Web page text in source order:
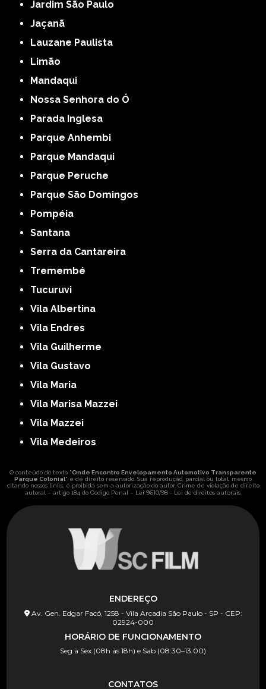
Jardim São Paulo
Jaçanã
Lauzane Paulista
Limão
Mandaqui
Nossa Senhora do Ó
Parada Inglesa
Parque Anhembi
Parque Mandaqui
Parque Peruche
Parque São Domingos
Pompéia
Santana
Serra da Cantareira
Tremembé
Tucuruvi
Vila Albertina
Vila Endres
Vila Guilherme
Vila Gustavo
Vila Maria
Vila Marisa Mazzei
Vila Mazzei
Vila Medeiros
O conteúdo do texto "Onde Encontro Envelopamento Automotivo Transparente
Parque Colonial" é de direito reservado. Sua reprodução, parcial ou total, mesmo
citando nossos links, é proibida sem a autorização do autor. Crime de violação de direito
autoral – artigo 184 do Código Penal – Lei 9610/98 - Lei de direitos autorais.
ENDEREÇO
Av. Gen. Edgar Facó, 1258 - Vila Arcadia São Paulo - SP - CEP:
02924-000
HORÁRIO DE FUNCIONAMENTO
Seg à Sex (08h às 18h) e Sab (08:30–13:00)
CONTATOS